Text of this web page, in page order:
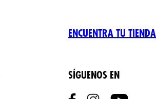
ENCUENTRA TU TIENDA
SÍGUENOS EN